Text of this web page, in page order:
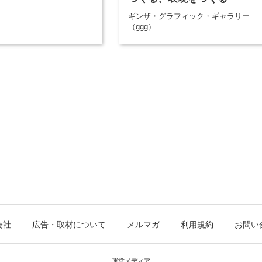
ギンザ・グラフィック・ギャラリー
（ggg）
社 広告・取材について メルマガ 利用規約 お問い